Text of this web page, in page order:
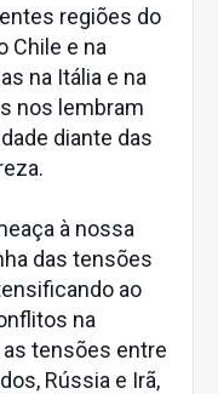
regiões do
Chile e na
na Itália e na
nos lembram
diante das
à nossa
das tensões
ao
na
as tensões entre
Rússia e Irã,